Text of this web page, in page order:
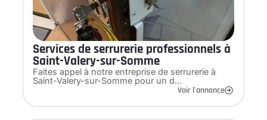
Services de serrurerie professionnels à
Saint-Valery-sur-Somme
Faites appel à notre entreprise de serrurerie à
Saint-Valery-sur-Somme pour un d…
Voir l'annonce